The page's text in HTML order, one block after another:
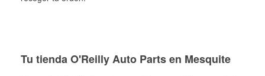
Tu tienda O'Reilly Auto Parts en Mesquite